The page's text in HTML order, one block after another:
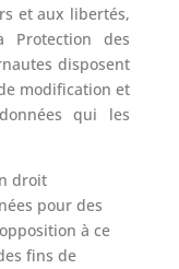
et aux libertés,
Protection des
disposent
modification et
qui les
droit
pour des
à ce
fins de